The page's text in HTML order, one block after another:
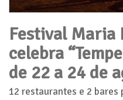
Festival Maria
celebra
de 22 a 24 de
12 restaurantes e 2